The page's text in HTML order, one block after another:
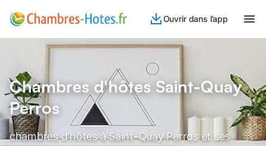
Ouvrir dans l’app
Chambres d'hôtes Saint-Quay
Perros
chambres d'hôtes à Saint-Quay Perros et ses